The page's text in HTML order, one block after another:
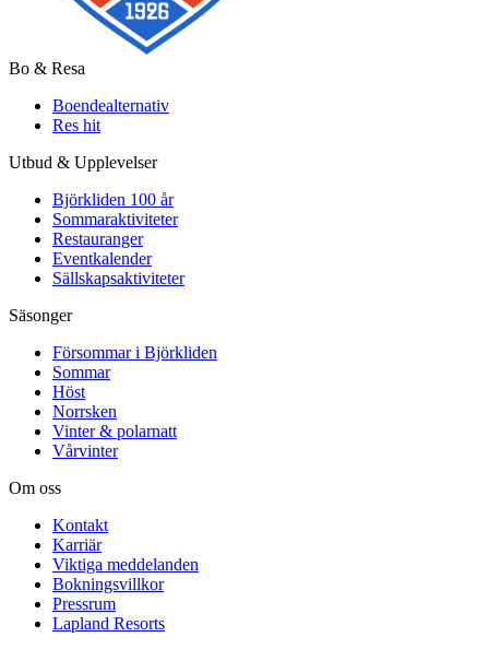
Bo & Resa
Boendealternativ
Res hit
Utbud & Upplevelser
Björkliden 100 år
Sommaraktiviteter
Restauranger
Eventkalender
Sällskapsaktiviteter
Säsonger
Försommar i Björkliden
Sommar
Höst
Norrsken
Vinter & polarnatt
Vårvinter
Om oss
Kontakt
Karriär
Viktiga meddelanden
Bokningsvillkor
Pressrum
Lapland Resorts